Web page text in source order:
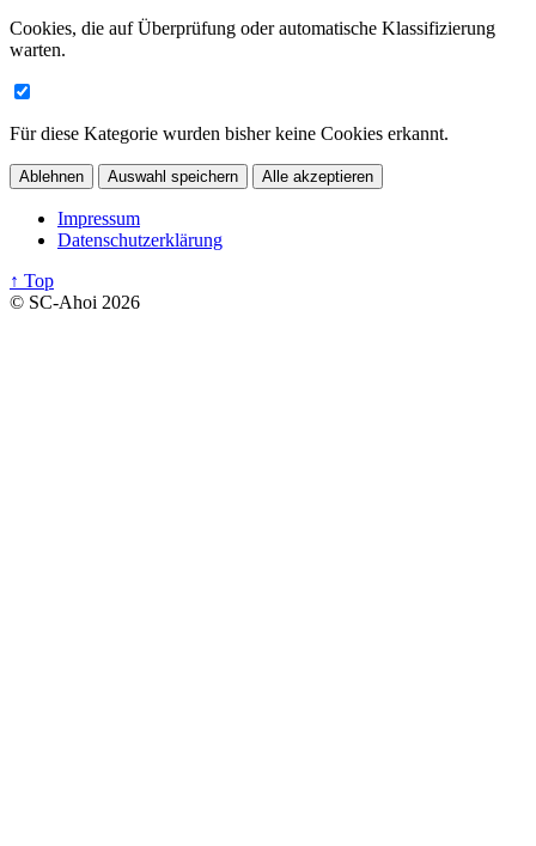
Cookies, die auf Überprüfung oder automatische Klassifizierung
warten.
Für diese Kategorie wurden bisher keine Cookies erkannt.
Ablehnen Auswahl speichern Alle akzeptieren
Impressum
Datenschutzerklärung
↑ Top
© SC-Ahoi 2026